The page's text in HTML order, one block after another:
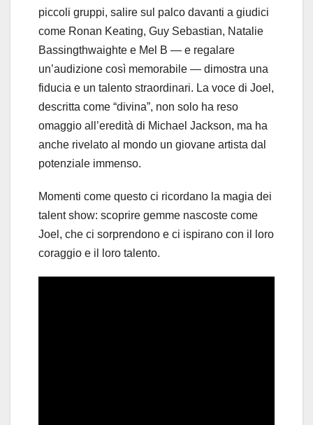
piccoli gruppi, salire sul palco davanti a giudici
come Ronan Keating, Guy Sebastian, Natalie
Bassingthwaighte e Mel B — e regalare
un’audizione così memorabile — dimostra una
fiducia e un talento straordinari. La voce di Joel,
descritta come “divina”, non solo ha reso
omaggio all’eredità di Michael Jackson, ma ha
anche rivelato al mondo un giovane artista dal
potenziale immenso.
Momenti come questo ci ricordano la magia dei
talent show: scoprire gemme nascoste come
Joel, che ci sorprendono e ci ispirano con il loro
coraggio e il loro talento.